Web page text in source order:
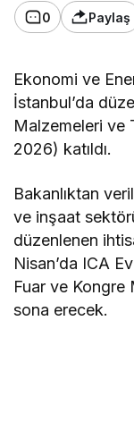
0 Paylaş
Ekonomi ve
İstanbul’da
Malzemeleri ve
2026) katıldı.
Bakanlıktan
ve inşaat
düzenlenen
Nisan’da ICA
Fuar ve Kongre
sona erecek.